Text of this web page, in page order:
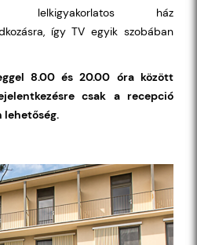
lelkigyakorlatos ház
így TV egyik szobában
8.00 és 20.00 óra között
csak a recepció
lehetőség.